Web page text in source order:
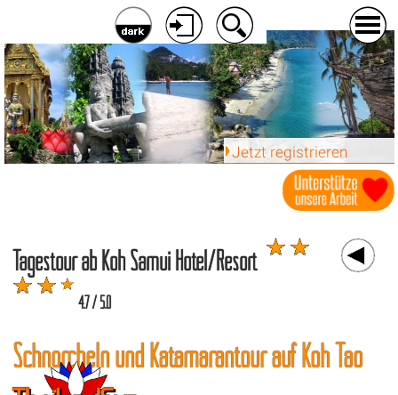
Jetzt registrieren
Tagestour ab Koh Samui Hotel/Resort
4.7 / 5.0
Schnorcheln und Katamarantour auf Koh Tao